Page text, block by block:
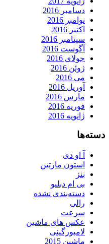
دسامبر 2016
نوامبر 2016
اکتبر 2016
سپتامبر 2016
آگوست 2016
جولای 2016
ژوئن 2016
می 2016
آوریل 2016
مارس 2016
فوریه 2016
ژانویه 2016
دسته‌ها
آ او دی
استون مارتین
بنز
بی ام دبلیو
دسته‌بندی نشده
رالی
سرعت
عکس های ماشین
لامبورگینی
ماشین 2015